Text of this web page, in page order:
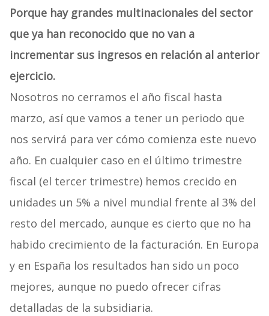
Porque hay grandes multinacionales del sector
que ya han reconocido que no van a
incrementar sus ingresos en relación al anterior
ejercicio.
Nosotros no cerramos el año fiscal hasta
marzo, así que vamos a tener un periodo que
nos servirá para ver cómo comienza este nuevo
año. En cualquier caso en el último trimestre
fiscal (el tercer trimestre) hemos crecido en
unidades un 5% a nivel mundial frente al 3% del
resto del mercado, aunque es cierto que no ha
habido crecimiento de la facturación. En Europa
y en España los resultados han sido un poco
mejores, aunque no puedo ofrecer cifras
detalladas de la subsidiaria.